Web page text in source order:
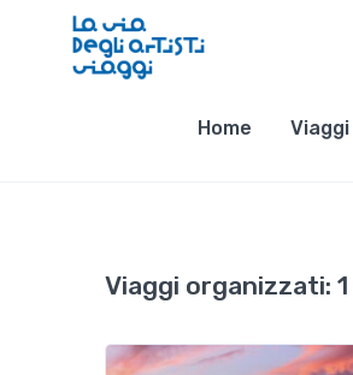
Home
Viaggi organizzati: